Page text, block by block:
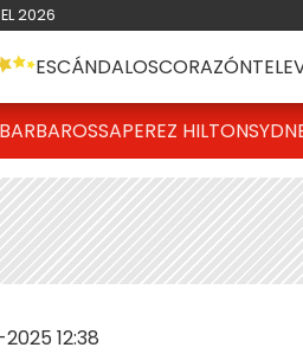
2026
ESCÁNDALOSCORAZÓN
PEREZ HILTON
2025 12:38